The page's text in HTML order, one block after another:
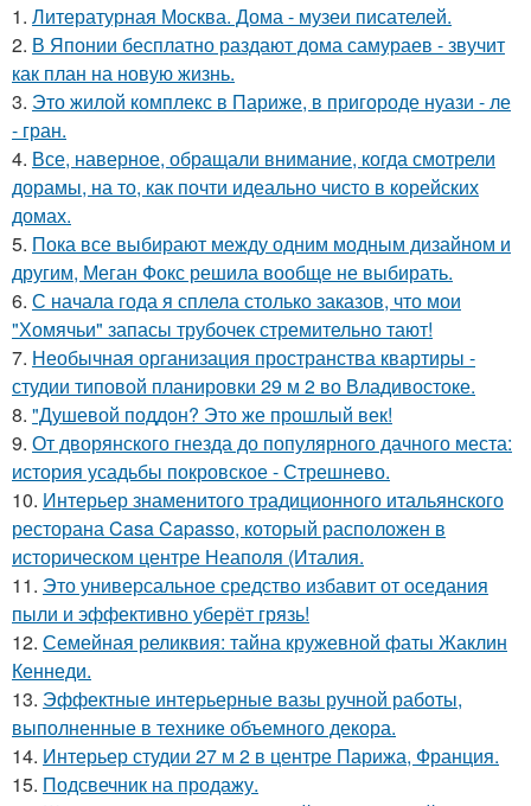
1. Литературная Москва. Дома - музеи писателей.
2. В Японии бесплатно раздают дома самураев - звучит
как план на новую жизнь.
3. Это жилой комплекс в Париже, в пригороде нуази - ле
- гран.
4. Все, наверное, обращали внимание, когда смотрели
дорамы, на то, как почти идеально чисто в корейских
домах.
5. Пока все выбирают между одним модным дизайном и
другим, Меган Фокс решила вообще не выбирать.
6. С начала года я сплела столько заказов, что мои
"Хомячьи" запасы трубочек стремительно тают!
7. Необычная организация пространства квартиры -
студии типовой планировки 29 м 2 во Владивостоке.
8. "Душевой поддон? Это же прошлый век!
9. От дворянского гнезда до популярного дачного места:
история усадьбы покровское - Стрешнево.
10. Интерьер знаменитого традиционного итальянского
ресторана Casa Capasso, который расположен в
историческом центре Неаполя (Италия.
11. Это универсальное средство избавит от оседания
пыли и эффективно уберёт грязь!
12. Семейная реликвия: тайна кружевной фаты Жаклин
Кеннеди.
13. Эффектные интерьерные вазы ручной работы,
выполненные в технике объемного декора.
14. Интерьер студии 27 м 2 в центре Парижа, Франция.
15. Подсвечник на продажу.